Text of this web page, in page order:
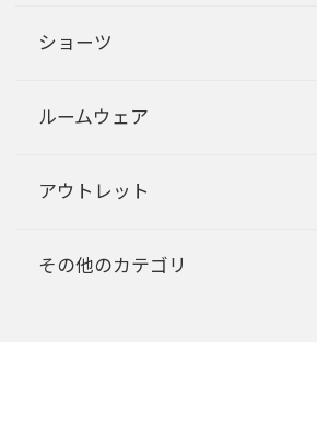
ショーツ
ルームウェア
アウトレット
その他のカテゴリ